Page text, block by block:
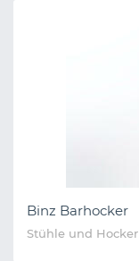
Binz Barhocker
Stühle und Hocker